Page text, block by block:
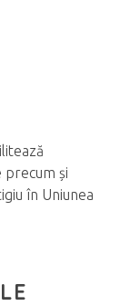
precum și
în Uniunea